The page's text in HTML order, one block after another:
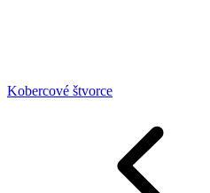
Kobercové štvorce